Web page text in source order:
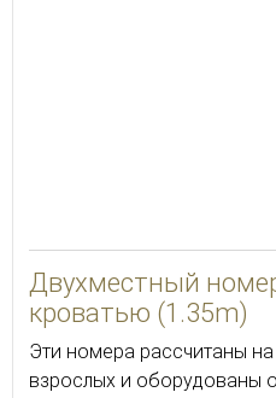
Двухместный
кроватью (1.35m)
Эти номера рассчитаны
взрослых и оборудованы